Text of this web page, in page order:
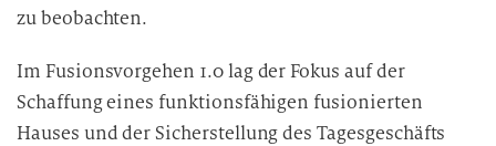
zu beobachten.
Im Fusionsvorgehen 1.0 lag der Fokus auf der
Schaffung eines funktionsfähigen fusionierten
Hauses und der Sicherstellung des Tagesgeschäfts